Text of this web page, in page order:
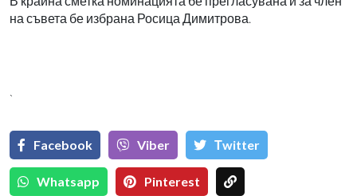
на съвета бе избрана Росица Димитрова.
`
Facebook Viber Тwitter
Whatsapp Pinterest